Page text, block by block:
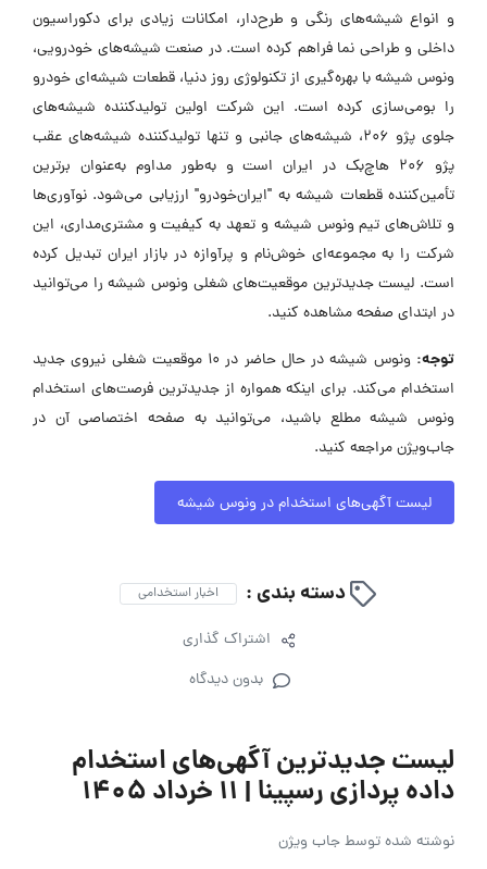
و انواع شیشه‌های رنگی و طرح‌دار، امکانات زیادی برای دکوراسیون
داخلی و طراحی نما فراهم کرده است. در صنعت شیشه‌های خودرویی،
ونوس شیشه با بهره‌گیری از تکنولوژی روز دنیا، قطعات شیشه‌ای خودرو
را بومی‌سازی کرده است. این شرکت اولین تولیدکننده شیشه‌های
جلوی پژو 206، شیشه‌های جانبی و تنها تولیدکننده شیشه‌های عقب
پژو 206 هاچ‌بک در ایران است و به‌طور مداوم به‌عنوان برترین
تأمین‌کننده قطعات شیشه به "ایران‌خودرو" ارزیابی می‌شود. نوآوری‌ها
و تلاش‌های تیم ونوس شیشه و تعهد به کیفیت و مشتری‌مداری، این
شرکت را به مجموعه‌ای خوش‌نام و پرآوازه در بازار ایران تبدیل کرده
است. لیست جدیدترین موقعیت‌های شغلی ونوس شیشه را می‌توانید
در ابتدای صفحه مشاهده کنید.
توجه:
ونوس شیشه در حال حاضر در ۱۰ موقعیت شغلی نیروی جدید
استخدام می‌کند. برای اینکه همواره از جدیدترین فرصت‌های استخدام
ونوس شیشه مطلع باشید، می‌توانید به صفحه اختصاصی آن در
جاب‌ویژن مراجعه کنید.
لیست آگهی‌های استخدام در ونوس شیشه
دسته بندی : اخبار استخدامی
اشتراک گذاری
بدون دیدگاه
لیست جدیدترین آگهی‌های استخدام
داده پردازی رسپینا | ۱۱ خرداد ۱۴۰۵
نوشته شده توسطجاب ویژن